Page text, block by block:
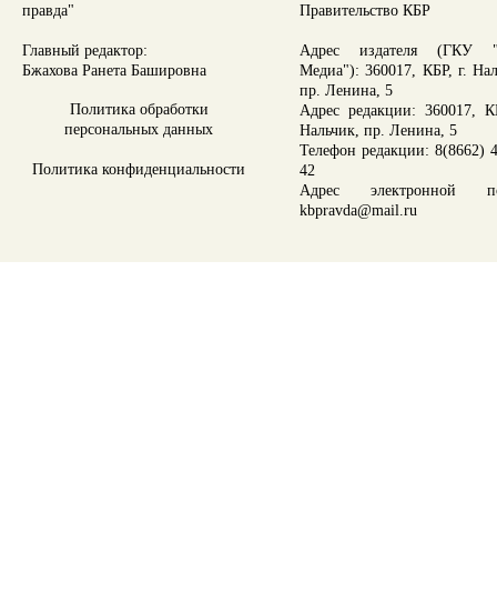
правда"
Главный редактор:
Бжахова Ранета Башировна
Политика обработки
персональных данных
Политика конфиденциальности
Правительство КБР
Адрес издателя (ГКУ
Медиа"): 360017, КБР, г.
пр. Ленина, 5
Адрес редакции: 360017,
Нальчик, пр. Ленина, 5
Телефон редакции: 8(8662)
42
Адрес электронной
kbpravda@mail.ru